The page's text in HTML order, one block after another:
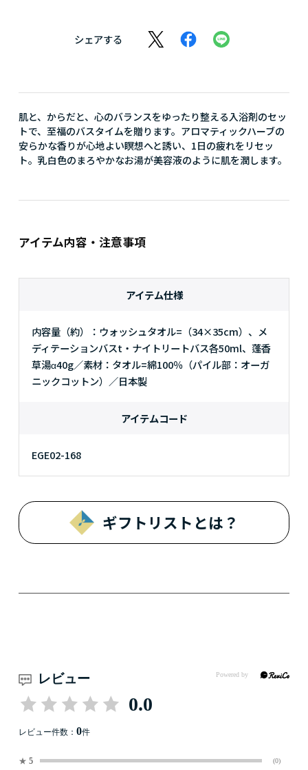
シェアする
肌と、からだと、心のバランスをゆったり整える入浴剤のセッ
トで、至福のバスタイムを贈ります。アロマティックハーブの
安らかな香りが心地よい瞑想へと誘い、1日の疲れをリセッ
ト。乳白色のまろやかなお湯が美容液のように肌を潤します。
アイテム内容・注意事項
アイテム仕様
内容量（約）：ウォッシュタオル=（34×35cm）、メ
ディテーションバスt・ナイトリートバス各50ml、蓬香
草湯α40g／素材：タオル=綿100％（パイル部：オーガ
ニックコットン）／日本製
アイテムコード
EGE02-168
ギフトリストとは？
レビュー
0.0
レビュー件数： 0件
★ 5 (0)